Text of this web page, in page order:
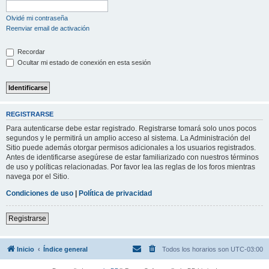
Olvidé mi contraseña
Reenviar email de activación
Recordar
Ocultar mi estado de conexión en esta sesión
REGISTRARSE
Para autenticarse debe estar registrado. Registrarse tomará solo unos pocos
segundos y le permitirá un amplio acceso al sistema. La Administración del
Sitio puede además otorgar permisos adicionales a los usuarios registrados.
Antes de identificarse asegúrese de estar familiarizado con nuestros términos
de uso y políticas relacionadas. Por favor lea las reglas de los foros mientras
navega por el Sitio.
Condiciones de uso | Política de privacidad
Registrarse
Inicio Índice general Todos los horarios son UTC-03:00